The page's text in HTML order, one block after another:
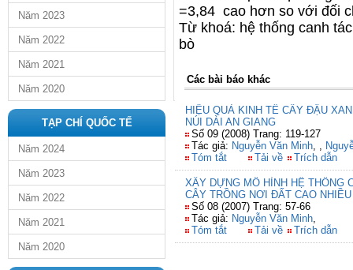
Năm 2023
Năm 2022
Năm 2021
Năm 2020
TẠP CHÍ QUỐC TẾ
Năm 2024
Năm 2023
Năm 2022
Năm 2021
Năm 2020
=3,84 cao hơn so với đối
Từ khoá: hệ thống canh
bò
Các bài báo khác
HIỆU QUẢ KINH TẾ CÂY ĐẬU
NÚI DÀI AN GIANG
Số 09 (2008) Trang: 119-127
Tác giả: Nguyễn Văn Minh, ,
Tóm tắt
Tải về Trích dẫn
XÂY DỰNG MÔ HÌNH HỆ THỐNG
CÂY TRỒNG NƠI ĐẤT CAO
Số 08 (2007) Trang: 57-66
Tác giả: Nguyễn Văn Minh,
Tóm tắt
Tải về Trích dẫn